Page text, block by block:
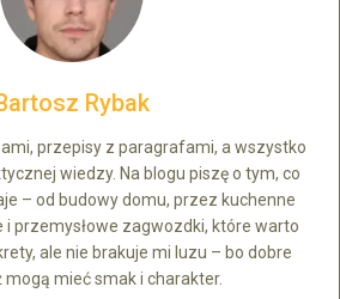
Rybak
przepisy z paragrafami, a wszystko
wiedzy. Na blogu piszę o tym, co
– od budowy domu, przez kuchenne
i przemysłowe zagwozdki, które warto
ale nie brakuje mi luzu – bo dobre
mogą mieć smak i charakter.